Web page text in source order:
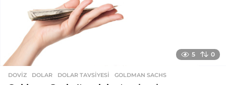
5 0
DOVIZ DOLAR ,DOLAR TAVSIYESI ,GOLDMAN SACHS